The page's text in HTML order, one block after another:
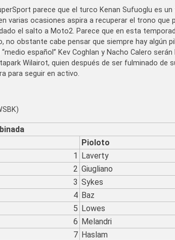
parece que el turco Kenan Sufuoglu es
varias ocasiones aspira a recuperar el trono que
el salto a Moto2. Parece que en esta
no obstante cabe pensar que siempre hay algún
“medio español” Kev Coghlan y Nacho Calero
Wilairot, quien después de ser fulminado
para seguir en activo.
Pioloto
1 Laverty
2 Giugliano
3 Sykes
4 Baz
5 Lowes
6 Melandri
7 Haslam